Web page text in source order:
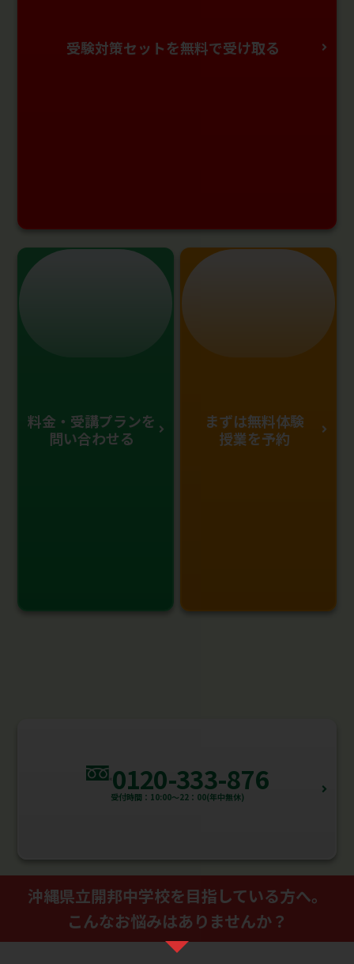
受験対策セットを無料で受け取る
料金・受講プランを
問い合わせる
まずは無料体験
授業を予約
0120-333-876
受付時間：10:00～22：00(年中無休)
沖縄県立開邦中学校を⽬指している⽅へ。
こんなお悩みはありませんか？